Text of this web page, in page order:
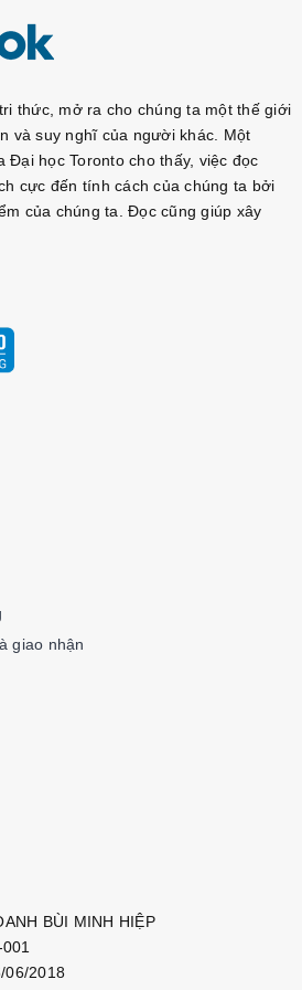
thức, mở ra cho chúng ta một thế giới
và suy nghĩ của người khác. Một
Đại học Toronto cho thấy, việc đọc
cực đến tính cách của chúng ta bởi
của chúng ta. Đọc cũng giúp xây
giao nhận
BÙI MINH HIỆP
06/2018